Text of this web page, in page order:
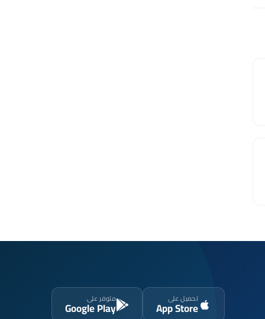
تحميل على
App Store
متوفر على
Google Play